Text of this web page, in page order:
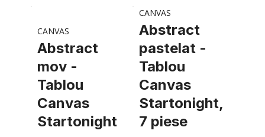
CANVAS
Abstract
mov -
Tablou
Canvas
Startonight
CANVAS
Abstract
pastelat -
Tablou
Canvas
Startonight,
7 piese